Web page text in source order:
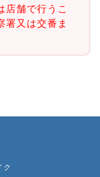
舗で行うこ
署又は交番ま
ク